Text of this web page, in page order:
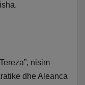
nisim
dhe Aleanca